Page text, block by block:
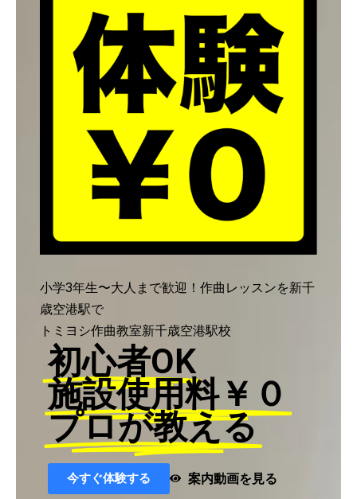
小学3年生〜大人まで歓迎！作曲レッスンを新千
歳空港駅で
トミヨシ作曲教室新千歳空港駅校
初心者OK
施設使用料￥０
プロが教える
今すぐ体験する 案内動画を見る